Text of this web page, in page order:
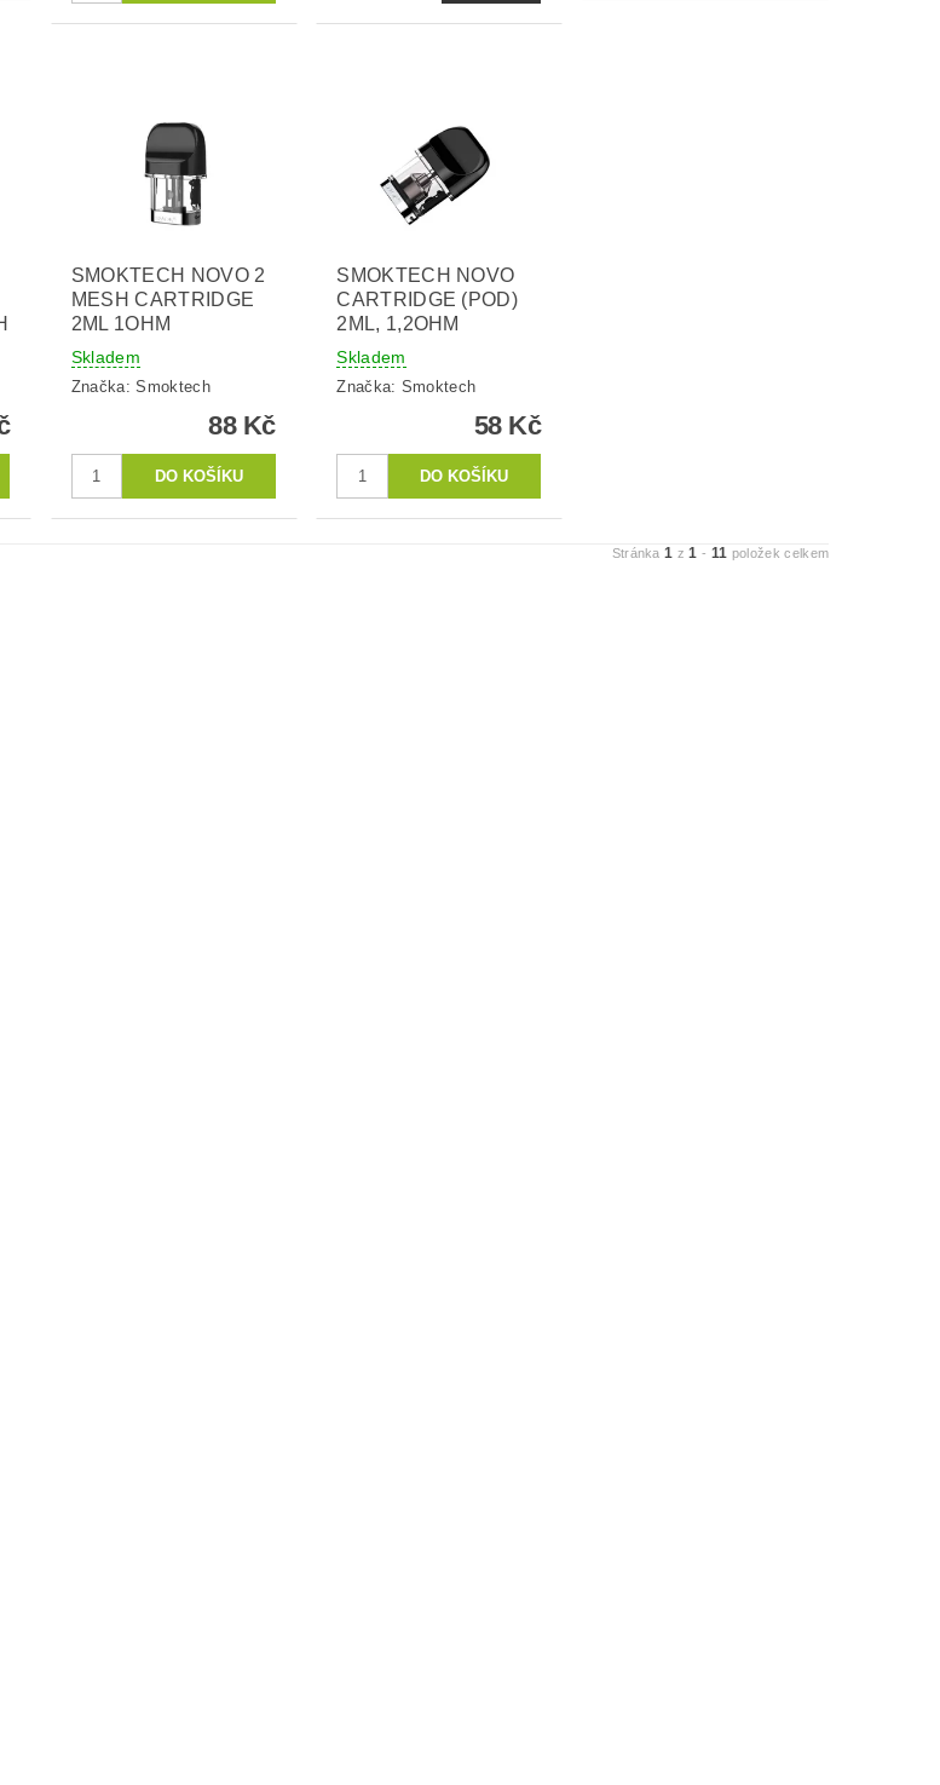
SMOKTECH NOVO 2
MESH CARTRIDGE
2ML 1OHM
Skladem
Značka:Smoktech
88 Kč
SMOKTECH NOVO
CARTRIDGE (POD)
2ML, 1,2OHM
Skladem
Značka: Smoktech
58 Kč
Stránka1 z1 - 11 položek celkem